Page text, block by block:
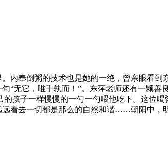
内奉倒粥的技术也是她的一绝，曾亲眼看
“无它，唯手孰而！”。东萍老师还有一颗
孩子一样慢慢的一勺一勺喂他吃下。这位
远看去一切都是那么的自然和谐……朝阳中